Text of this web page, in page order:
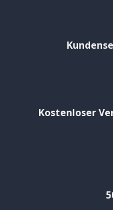
Kostenloser